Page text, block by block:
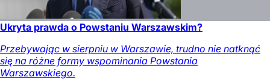
Ukryta prawda o Powstaniu Warszawskim?
Przebywając w sierpniu w Warszawie, trudno nie natknąć
się na różne formy wspominania Powstania
Warszawskiego.